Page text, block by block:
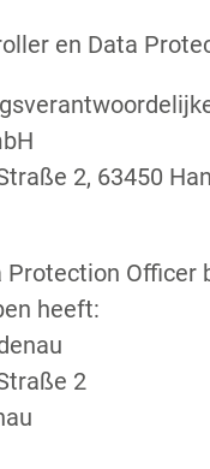
en Data
2, 63450
Protection Officer
heeft:
2